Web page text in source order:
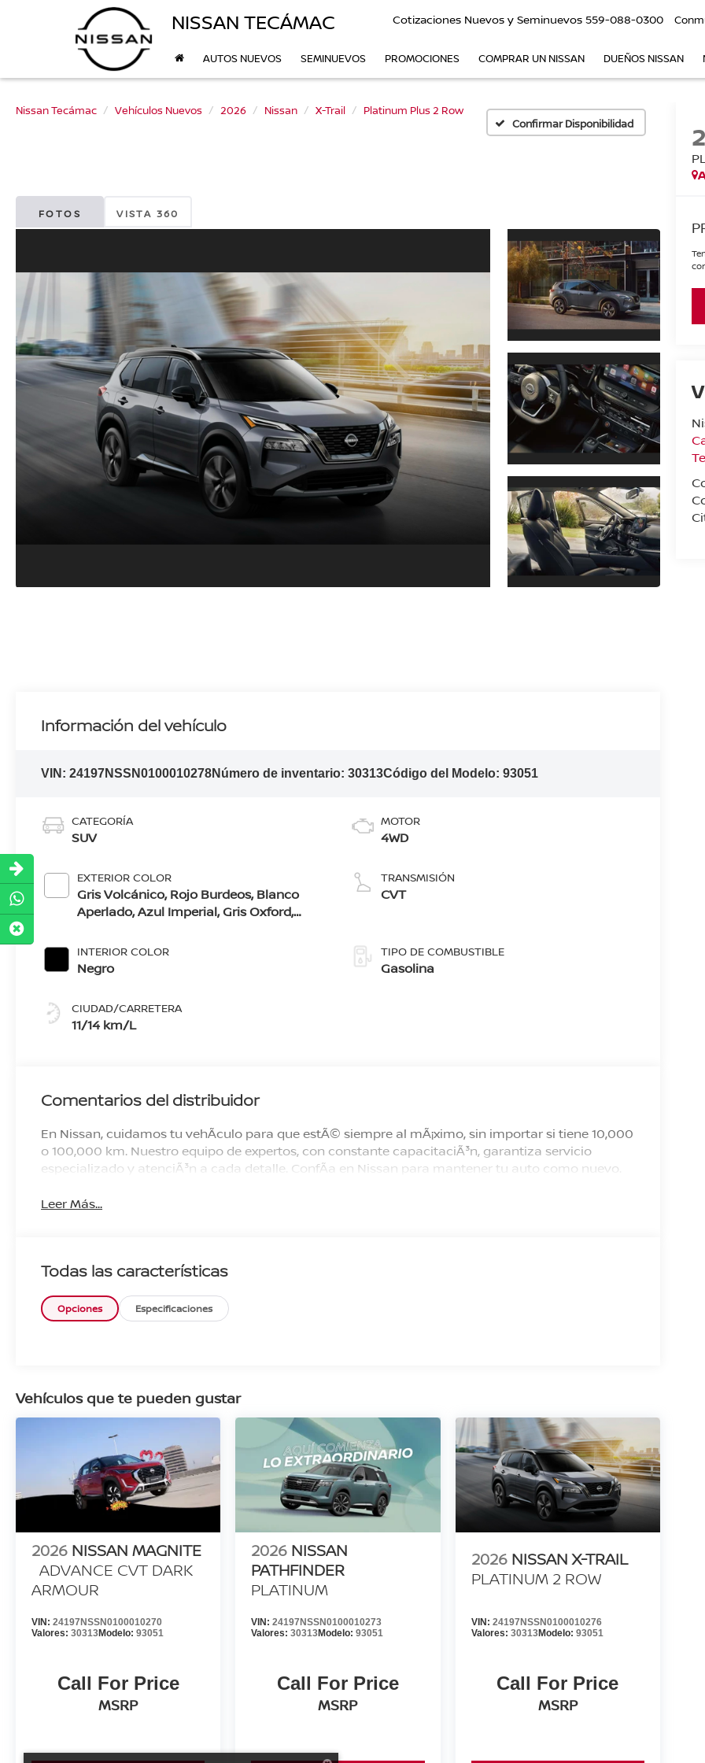
NISSAN TECÁMAC Cotizaciones Nuevos y Seminuevos 559-088-0300
AUTOS NUEVOS SEMINUEVOS PROMOCIONES COMPRAR UN NISSAN DUEÑOS NISSAN
Nissan Tecámac Vehículos Nuevos 2026 Nissan X-Trail
Platinum Plus 2 Row
Confirmar Disponibilidad
FOTOS VISTA 360
Información del vehículo
VIN:24197NSSN0100010278Número de inventario:30313Código del Modelo:93051
CATEGORÍA
SUV
EXTERIOR COLOR
Gris Volcánico, Rojo Burdeos, Blanco
Aperlado, Azul Imperial, Gris Oxford,
INTERIOR COLOR
Negro
CIUDAD/CARRETERA
11/14 km/L
MOTOR
4WD
TRANSMISIÓN
CVT
TIPO DE COMBUSTIBLE
Gasolina
Comentarios del distribuidor
En Nissan, cuidamos tu vehÃ­culo para que estÃ© siempre al mÃ¡ximo, sin importar si tiene 10,000
o 100,000 km. Nuestro equipo de expertos, con constante capacitaciÃ³n, garantiza servicio
especializado y atenciÃ³n a cada detalle. ConfÃ­a en Nissan para mantener tu auto como nuevo.
Leer Más...
Todas las características
Opciones Especificaciones
Vehículos que te pueden gustar
2026 NISSAN MAGNITE
ADVANCE CVT DARK
ARMOUR
VIN: 24197NSSN0100010270
Valores: 30313Modelo: 93051
Call For Price
MSRP
2026 NISSAN
PATHFINDER
PLATINUM
VIN:24197NSSN0100010273
Valores:30313Modelo:93051
Call For Price
MSRP
2026 NISSAN X-TRAIL
PLATINUM 2 ROW
VIN: 24197NSSN0100010276
Valores: 30313Modelo: 93051
Call For Price
MSRP